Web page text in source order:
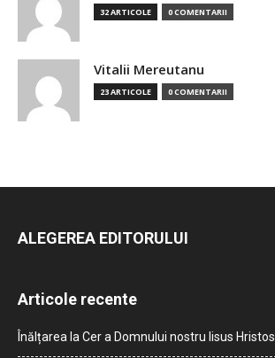
32 ARTICOLE 0 COMENTARII
Vitalii Mereutanu
23 ARTICOLE 0 COMENTARII
ALEGEREA EDITORULUI
Articole recente
Înălțarea la Cer a Domnului nostru Iisus Hristos